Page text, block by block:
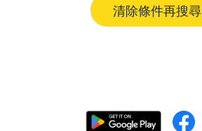
清除條件再搜尋